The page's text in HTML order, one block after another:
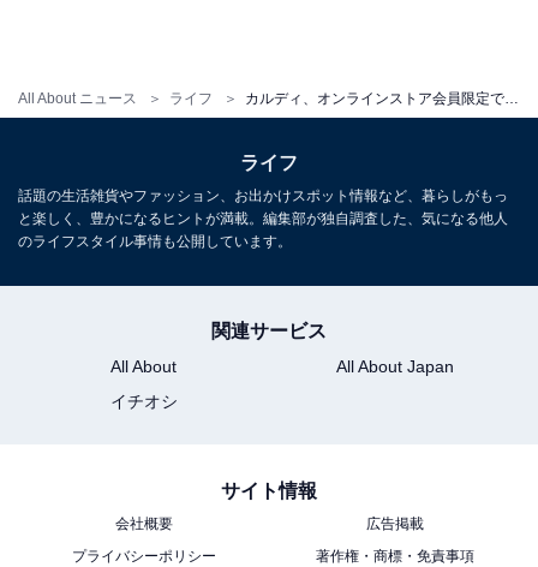
All About ニュース ライフ
ライフ
話題の生活雑貨やファッション、お出かけスポット情報など、暮らしがもっ
と楽しく、豊かになるヒントが満載。編集部が独自調査した、気になる他人
のライフスタイル事情も公開しています。
関連サービス
All About
All About Japan
イチオシ
サイト情報
会社概要
広告掲載
プライバシーポリシー
著作権・商標・免責事項